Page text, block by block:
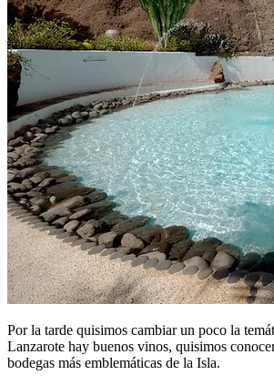
Por la tarde quisimos cambiar un poco la
Lanzarote hay buenos vinos, quisimos
bodegas más emblemáticas de la Isla.